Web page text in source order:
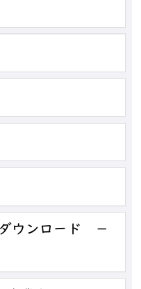
ウンロード －